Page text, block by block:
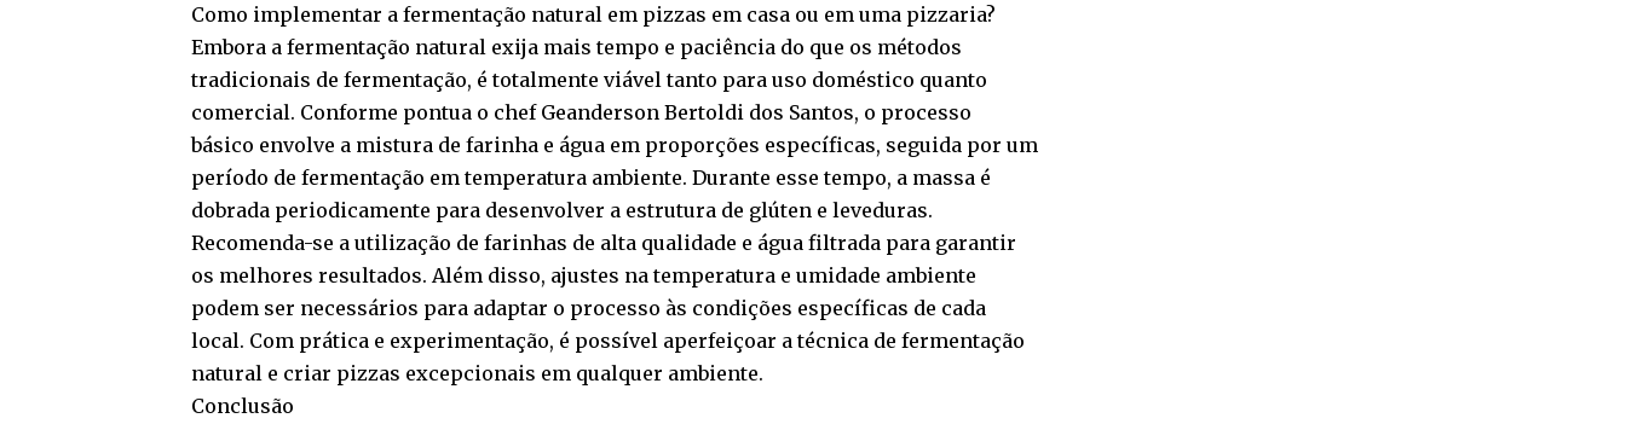
Como implementar a fermentação natural em pizzas em casa ou em uma pizzaria?
Embora a fermentação natural exija mais tempo e paciência do que os métodos
tradicionais de fermentação, é totalmente viável tanto para uso doméstico quanto
comercial. Conforme pontua o chef Geanderson Bertoldi dos Santos, o processo
básico envolve a mistura de farinha e água em proporções específicas, seguida por um
período de fermentação em temperatura ambiente. Durante esse tempo, a massa é
dobrada periodicamente para desenvolver a estrutura de glúten e leveduras.
Recomenda-se a utilização de farinhas de alta qualidade e água filtrada para garantir
os melhores resultados. Além disso, ajustes na temperatura e umidade ambiente
podem ser necessários para adaptar o processo às condições específicas de cada
local. Com prática e experimentação, é possível aperfeiçoar a técnica de fermentação
natural e criar pizzas excepcionais em qualquer ambiente.
Conclusão